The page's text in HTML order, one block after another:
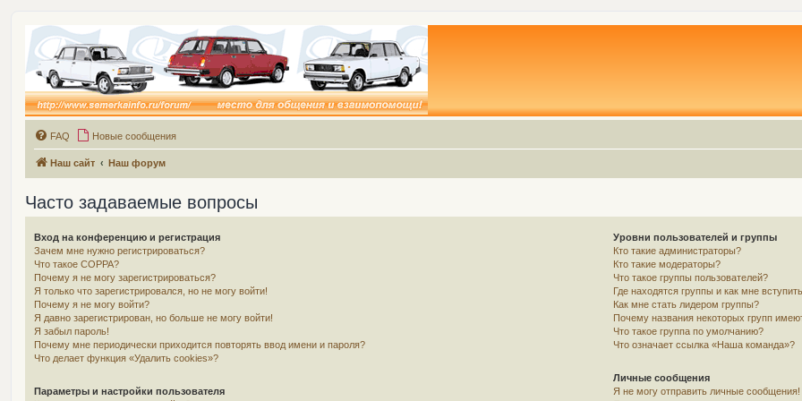
FAQ Новые сообщения
Наш сайт Наш форум
Часто задаваемые вопросы
Вход на конференцию и регистрация
Зачем мне нужно регистрироваться?
Что такое COPPA?
Почему я не могу зарегистрироваться?
Я только что зарегистрировался, но не могу войти!
Почему я не могу войти?
Я давно зарегистрирован, но больше не могу войти!
Я забыл пароль!
Почему мне периодически приходится повторять ввод имени и пароля?
Что делает функция «Удалить cookies»?
Параметры и настройки пользователя
Уровни пользователей и группы
Кто такие администраторы?
Кто такие модераторы?
Что такое группы пользователей?
Где находятся группы и как мне
Как мне стать лидером группы?
Почему названия некоторых групп
Что такое группа по умолчанию?
Что означает ссылка «Наша команда»?
Личные сообщения
Я не могу отправить личные сообщения!